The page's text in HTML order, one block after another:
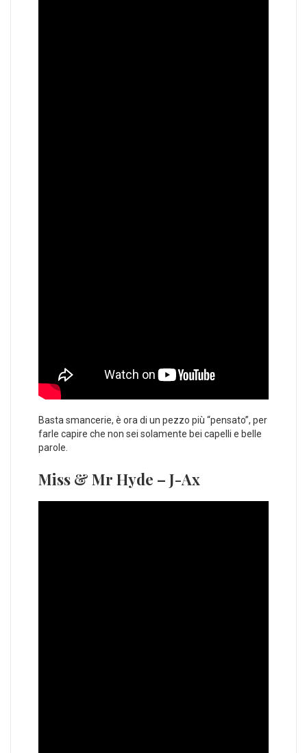
Basta smancerie, è ora di un pezzo più “pensato”, per
farle capire che non sei solamente bei capelli e belle
parole.
Miss & Mr Hyde – J-Ax